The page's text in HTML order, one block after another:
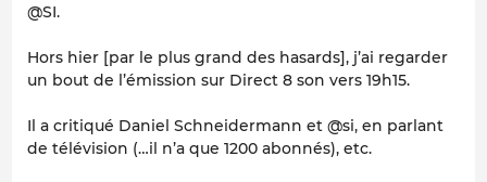
@SI.
Hors hier [par le plus grand des hasards], j’ai regarder
un bout de l’émission sur Direct 8 son vers 19h15.
Il a critiqué Daniel Schneidermann et @si, en parlant
de télévision (…il n’a que 1200 abonnés), etc.